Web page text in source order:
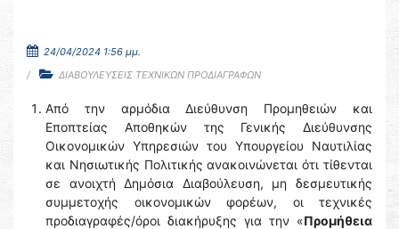
24/04/2024 1:56 μμ.
ΔΙΑΒΟΥΛΕΥΣΕΙΣ ΤΕΧΝΙΚΩΝ ΠΡΟΔΙΑΓΡΑΦΩΝ
Από την αρμόδια Διεύθυνση Προμηθειών και
Εποπτείας Αποθηκών της Γενικής Διεύθυνσης
Οικονομικών Υπηρεσιών του Υπουργείου Ναυτιλίας
και Νησιωτικής Πολιτικής ανακοινώνεται ότι τίθενται
σε ανοιχτή Δημόσια Διαβούλευση, μη δεσμευτικής
συμμετοχής οικονομικών φορέων, οι τεχνικές
προδιαγραφές/όροι διακήρυξης για την «Προμήθεια